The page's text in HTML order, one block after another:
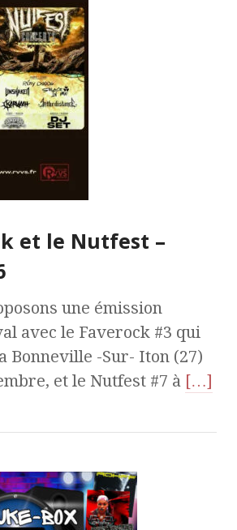
et le Nutfest –
une émission
avec le Faverock #3 qui
Bonneville -Sur- Iton (27)
et le Nutfest #7 à […]